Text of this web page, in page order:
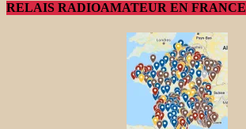
RELAIS RADIOAMATEUR EN FRANCE